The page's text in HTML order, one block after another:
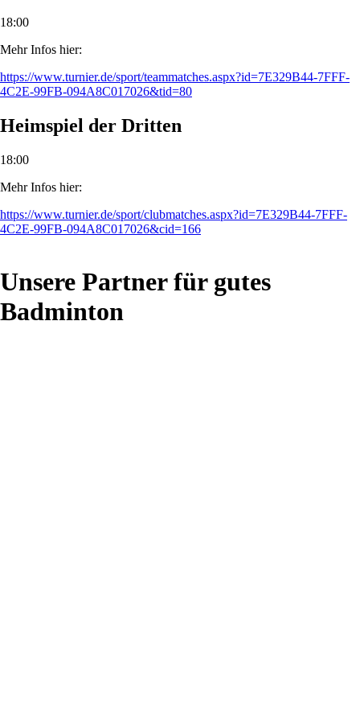
18:00
Mehr Infos hier:
https://www.turnier.de/sport/teammatches.aspx?id=7E329B44-7FFF-
4C2E-99FB-094A8C017026&tid=80
Heimspiel der Dritten
18:00
Mehr Infos hier:
https://www.turnier.de/sport/clubmatches.aspx?id=7E329B44-7FFF-
4C2E-99FB-094A8C017026&cid=166
Unsere Partner für gutes
Badminton